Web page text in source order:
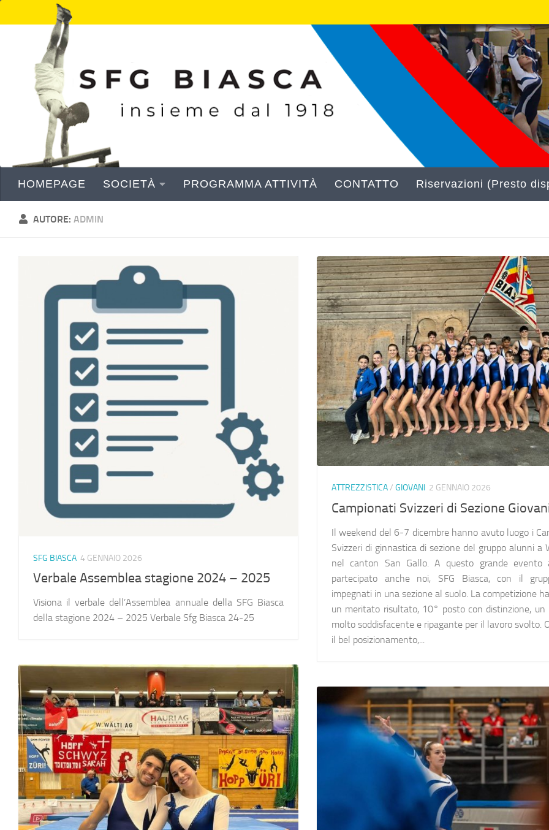
Sotto il contenuto
HOMEPAGE SOCIETÀ PROGRAMMA ATTIVITÀ CONTATTO Riservazioni (Presto
AUTORE: ADMIN
SFG BIASCA 4 GENNAIO 2026
Verbale Assemblea stagione 2024 – 2025
Visiona il verbale dell’Assemblea annuale della SFG Biasca
della stagione 2024 – 2025 Verbale Sfg Biasca 24-25
ATTREZZISTICA/ GIOVANI 2 GENNAIO 2026
Campionati Svizzeri di Sezione
Il weekend del 6-7 dicembre hanno avuto luogo i
Svizzeri di ginnastica di sezione del gruppo alunni a
nel canton San Gallo. A questo grande evento
partecipato anche noi, SFG Biasca, con il
impegnati in una sezione al suolo. La competizione
un meritato risultato, 10° posto con distinzione, un
molto soddisfacente e ripagante per il lavoro svolto.
il bel posizionamento,...